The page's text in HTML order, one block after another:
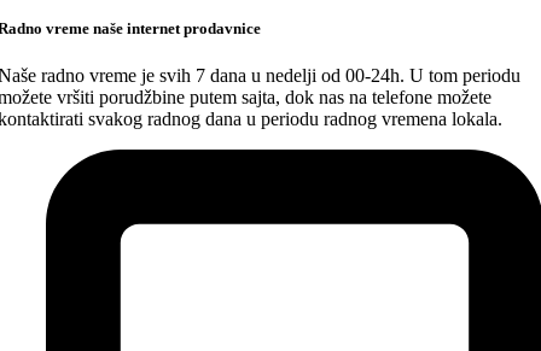
vreme naše internet prodavnice
radno vreme je svih 7 dana u nedelji od 00-24h. U tom periodu
vršiti porudžbine putem sajta, dok nas na telefone možete
svakog radnog dana u periodu radnog vremena lokala.